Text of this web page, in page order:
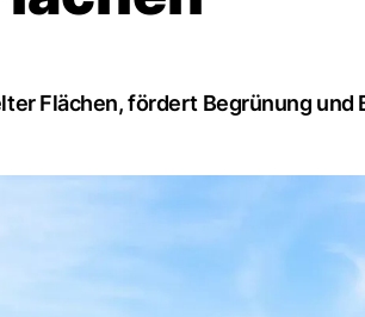
Flächen, fördert Begrünung und